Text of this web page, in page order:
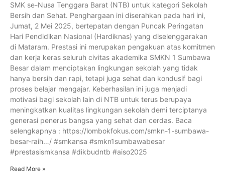
SMK se-Nusa Tenggara Barat (NTB) untuk kategori Sekolah
Bersih dan Sehat. Penghargaan ini diserahkan pada hari ini,
Jumat, 2 Mei 2025, bertepatan dengan Puncak Peringatan
Hari Pendidikan Nasional (Hardiknas) yang diselenggarakan
di Mataram. Prestasi ini merupakan pengakuan atas komitmen
dan kerja keras seluruh civitas akademika SMKN 1 Sumbawa
Besar dalam menciptakan lingkungan sekolah yang tidak
hanya bersih dan rapi, tetapi juga sehat dan kondusif bagi
proses belajar mengajar. Keberhasilan ini juga menjadi
motivasi bagi sekolah lain di NTB untuk terus berupaya
meningkatkan kualitas lingkungan sekolah demi terciptanya
generasi penerus bangsa yang sehat dan cerdas. Baca
selengkapnya : https://lombokfokus.com/smkn-1-sumbawa-
besar-raih…/ #smkansa #smkn1sumbawabesar
#prestasismkansa #dikbudntb #aiso2025
Read More »